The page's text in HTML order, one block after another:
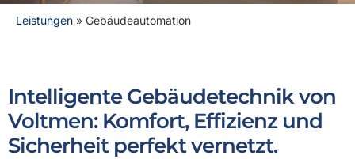
Leistungen » Gebäudeautomation
Intelligente Gebäudetechnik von
Voltmen: Komfort, Effizienz und
Sicherheit perfekt vernetzt.